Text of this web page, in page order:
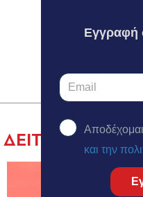
Εγγραφή
και την